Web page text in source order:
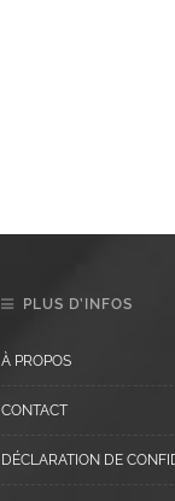
PLUS D’INFOS
À PROPOS
CONTACT
DÉCLARATION DE